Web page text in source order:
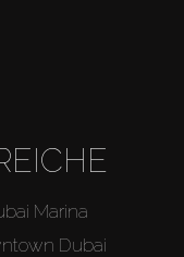
Marina
Dubai